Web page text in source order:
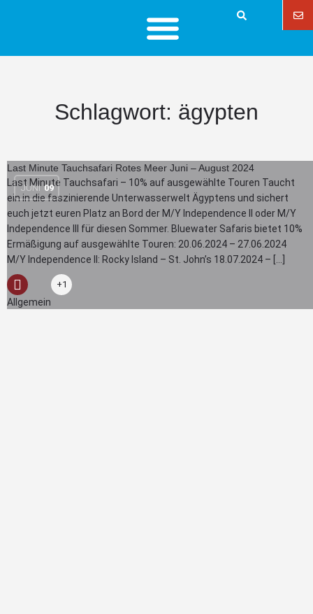
Schlagwort: ägypten
JUNI 09
Last Minute Tauchsafari Rotes Meer Juni – August 2024
Last Minute Tauchsafari – 10% auf ausgewählte Touren Taucht
ein in die faszinierende Unterwasserwelt Ägyptens und sichert
euch jetzt euren Platz an Bord der M/Y Independence II oder M/Y
Independence III für diesen Sommer. Bluewater Safaris bietet 10%
Ermäßigung auf ausgewählte Touren: 20.06.2024 – 27.06.2024
M/Y Independence II: Rocky Island – St. John’s 18.07.2024 – […]
Allgemein
+1